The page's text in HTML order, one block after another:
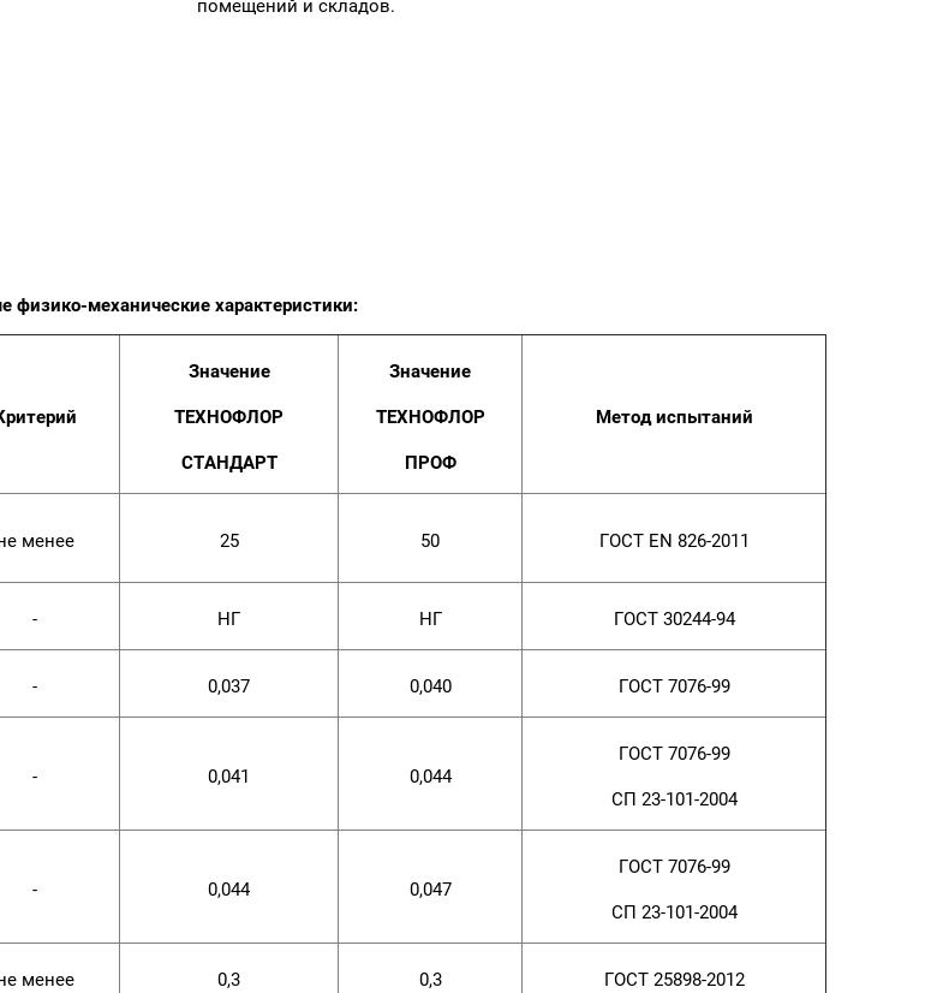
помещений и складов.
физико-механические характеристики:
Значение
ТЕХНОФЛОР
СТАНДАРТ
Значение
ТЕХНОФЛОР
ПРОФ
Метод испытаний
менее 25 50 ГОСТ EN 826-2011
- НГ НГ ГОСТ 30244-94
- 0,037 0,040 ГОСТ 7076-99
- 0,041 0,044
ГОСТ 7076-99
СП 23-101-2004
- 0,044 0,047
ГОСТ 7076-99
СП 23-101-2004
менее 0,3 0,3 ГОСТ 25898-2012